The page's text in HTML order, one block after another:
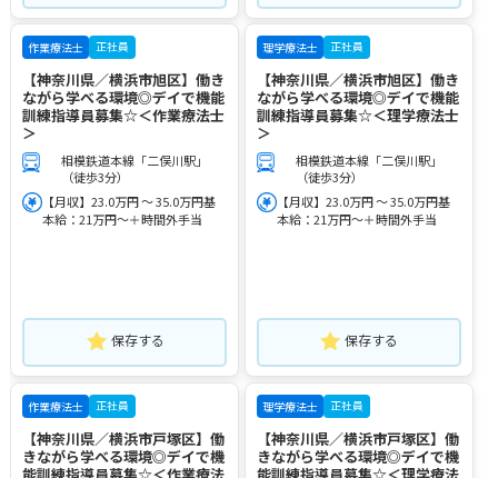
作業療法士 正社員
【神奈川県／横浜市旭区】働き
ながら学べる環境◎デイで機能
訓練指導員募集☆＜作業療法士
＞
相模鉄道本線「二俣川駅」
（徒歩3分）
【月収】23.0万円 ～ 35.0万円基
本給：21万円～＋時間外手当
保存する
理学療法士 正社員
【神奈川県／横浜市旭区】働き
ながら学べる環境◎デイで機能
訓練指導員募集☆＜理学療法士
＞
相模鉄道本線「二俣川駅」
（徒歩3分）
【月収】23.0万円 ～ 35.0万円基
本給：21万円～＋時間外手当
保存する
作業療法士 正社員
【神奈川県／横浜市戸塚区】働
きながら学べる環境◎デイで機
能訓練指導員募集☆＜作業療法
理学療法士 正社員
【神奈川県／横浜市戸塚区】働
きながら学べる環境◎デイで機
能訓練指導員募集☆＜理学療法